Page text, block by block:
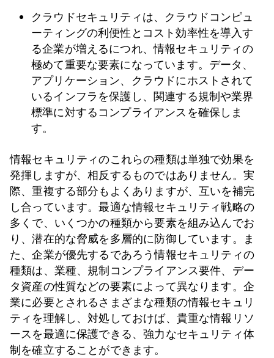
クラウドセキュリティは、クラウドコンピュ
ーティングの利便性とコスト効率性を導入す
る企業が増えるにつれ、情報セキュリティの
極めて重要な要素になっています。データ、
アプリケーション、クラウドにホストされて
いるインフラを保護し、関連する規制や業界
標準に対するコンプライアンスを確保しま
す。
情報セキュリティのこれらの種類は単独で効果を
発揮しますが、相反するものではありません。実
際、重複する部分もよくありますが、互いを補完
し合っています。最適な情報セキュリティ戦略の
多くで、いくつかの種類から要素を組み込んでお
り、潜在的な脅威を多層的に防御しています。ま
た、企業が優先するであろう情報セキュリティの
種類は、業種、規制コンプライアンス要件、デー
タ資産の性質などの要素によって異なります。企
業に必要とされるさまざまな種類の情報セキュリ
ティを理解し、対処しておけば、貴重な情報リソ
ースを最適に保護できる、強力なセキュリティ体
制を確立することができます。